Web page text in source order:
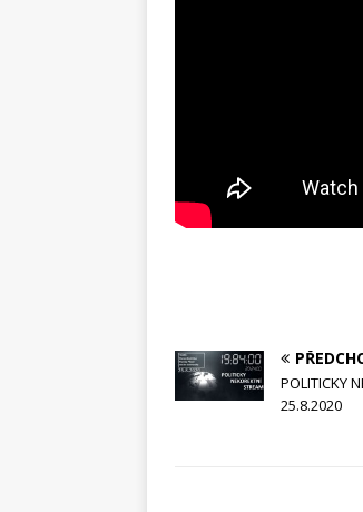
POLITICKY
25.8.2020